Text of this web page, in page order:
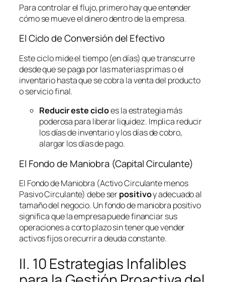
Para controlar el flujo, primero hay que entender
cómo se mueve el dinero dentro de la empresa.
El Ciclo de Conversión del Efectivo
Este ciclo mide el tiempo (en días) que transcurre
desde que se paga por las materias primas o el
inventario hasta que se cobra la venta del producto
o servicio final.
Reducir este cicloes la estrategia más
poderosa para liberar liquidez. Implica reducir
los días de inventario y los días de cobro,
alargar los días de pago.
El Fondo de Maniobra (Capital Circulante)
El Fondo de Maniobra (Activo Circulante menos
Pasivo Circulante) debe serpositivoy adecuado al
tamaño del negocio. Un fondo de maniobra positivo
significa que la empresa puede financiar sus
operaciones a corto plazo sin tener que vender
activos fijos o recurrir a deuda constante.
II. 10 Estrategias Infalibles